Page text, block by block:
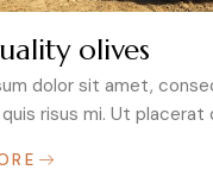
olives
dolor sit amet,
risus mi. Ut placerat